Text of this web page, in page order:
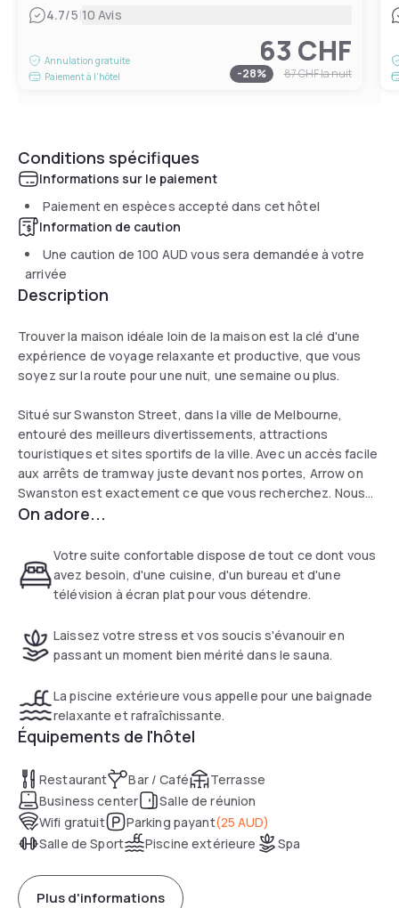
4.7/5|10 Avis
Annulation gratuite
Paiement à l'hôtel
63 CHF
-28% 87 CHFla nuit
Conditions spécifiques
Informations sur le paiement
Paiement en espèces accepté dans cet hôtel
Information de caution
Une caution de100 AUD vous sera demandée à votre
arrivée
Description
Trouver la maison idéale loin de la maison est la clé d'une
expérience de voyage relaxante et productive, que vous
soyez sur la route pour une nuit, une semaine ou plus.
Situé sur Swanston Street, dans la ville de Melbourne,
entouré des meilleurs divertissements, attractions
touristiques et sites sportifs de la ville. Avec un accès facile
aux arrêts de tramway juste devant nos portes, Arrow on
Swanston est exactement ce que vous recherchez. Nous
offrons des appartements avec services confortables et
On adore...
Votre suite confortable dispose de tout ce dont vous
avez besoin, d'une cuisine, d'un bureau et d'une
télévision à écran plat pour vous détendre.
Laissez votre stress et vos soucis s'évanouir en
passant un moment bien mérité dans le sauna.
La piscine extérieure vous appelle pour une baignade
relaxante et rafraîchissante.
Équipements de l'hôtel
Restaurant Bar / Café
Terrasse
Business center
Salle de réunion
Wifi gratuit
Parking payant(25 AUD)
Salle de Sport
Piscine extérieure Spa
Plus d'informations